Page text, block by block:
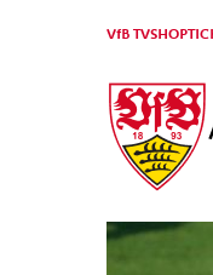
VfB TVSHOP